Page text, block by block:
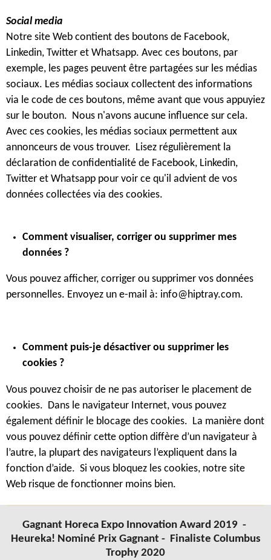
Social media
Notre site Web contient des boutons de Facebook,
Linkedin, Twitter et Whatsapp. Avec ces boutons, par
exemple, les pages peuvent être partagées sur les médias
sociaux. Les médias sociaux collectent des informations
via le code de ces boutons, même avant que vous appuyiez
sur le bouton. Nous n'avons aucune influence sur cela.
Avec ces cookies, les médias sociaux permettent aux
annonceurs de vous trouver. Lisez régulièrement la
déclaration de confidentialité de Facebook, Linkedin,
Twitter et Whatsapp pour voir ce qu'il advient de vos
données collectées via des cookies.
Comment visualiser, corriger ou supprimer mes
données ?
Vous pouvez afficher, corriger ou supprimer vos données
personnelles. Envoyez un e-mail à: info@hiptray.com.
Comment puis-je désactiver ou supprimer les
cookies ?
Vous pouvez choisir de ne pas autoriser le placement de
cookies. Dans le navigateur Internet, vous pouvez
également définir le blocage des cookies. La manière dont
vous pouvez définir cette option diffère d’un navigateur à
l’autre, la plupart des navigateurs l’expliquent dans la
fonction d’aide. Si vous bloquez les cookies, notre site
Web risque de fonctionner moins bien.
Gagnant Horeca Expo Innovation Award 2019 -
Heureka! Nominé Prix Gagnant - Finaliste Columbus
Trophy 2020